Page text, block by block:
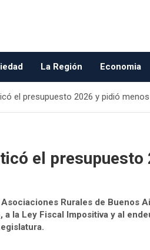
BA
La Región Economia
el presupuesto 2026 y pidió
el
Rurales de Buenos
a la Ley Fiscal Impositiva y al